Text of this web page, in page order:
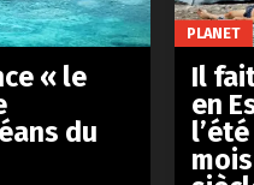
« le
du
PLANET
Il
en